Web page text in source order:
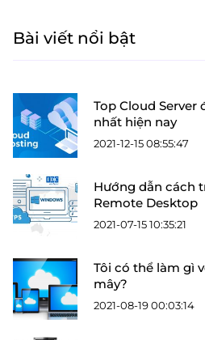
Bài viết nổi bật
Top Cloud
nhất hiện nay
2021-12-15 08:55:47
Hướng dẫn cách
Remote Desktop
2021-07-15 10:35:21
Tôi có thể làm gì
mây?
2021-08-19 00:03:14